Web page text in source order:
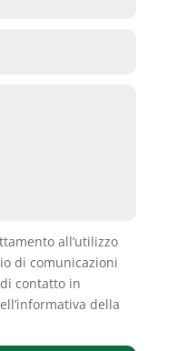
all’utilizzo
di comunicazioni
contatto in
della